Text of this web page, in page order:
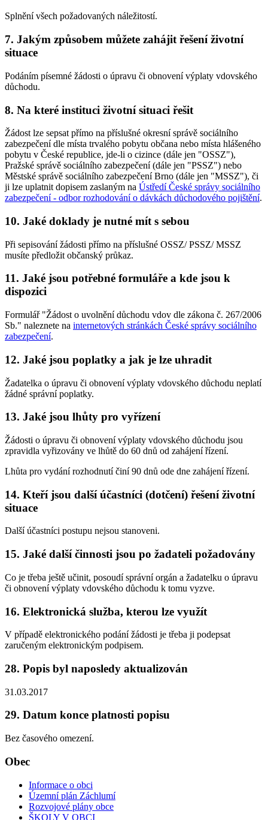
Splnění všech požadovaných náležitostí.
7. Jakým způsobem můžete zahájit řešení životní
situace
Podáním písemné žádosti o úpravu či obnovení výplaty vdovského
důchodu.
8. Na které instituci životní situaci řešit
Žádost lze sepsat přímo na příslušné okresní správě sociálního
zabezpečení dle místa trvalého pobytu občana nebo místa hlášeného
pobytu v České republice, jde-li o cizince (dále jen "OSSZ"),
Pražské správě sociálního zabezpečení (dále jen "PSSZ") nebo
Městské správě sociálního zabezpečení Brno (dále jen "MSSZ"), či
ji lze uplatnit dopisem zaslaným na Ústředí České správy sociálního
zabezpečení - odbor rozhodování o dávkách důchodového pojištění.
10. Jaké doklady je nutné mít s sebou
Při sepisování žádosti přímo na příslušné OSSZ/ PSSZ/ MSSZ
musíte předložit občanský průkaz.
11. Jaké jsou potřebné formuláře a kde jsou k
dispozici
Formulář "Žádost o uvolnění důchodu vdov dle zákona č. 267/2006
Sb." naleznete na internetových stránkách České správy sociálního
zabezpečení.
12. Jaké jsou poplatky a jak je lze uhradit
Žadatelka o úpravu či obnovení výplaty vdovského důchodu neplatí
žádné správní poplatky.
13. Jaké jsou lhůty pro vyřízení
Žádosti o úpravu či obnovení výplaty vdovského důchodu jsou
zpravidla vyřizovány ve lhůtě do 60 dnů od zahájení řízení.
Lhůta pro vydání rozhodnutí činí 90 dnů ode dne zahájení řízení.
14. Kteří jsou další účastníci (dotčení) řešení životní
situace
Další účastníci postupu nejsou stanoveni.
15. Jaké další činnosti jsou po žadateli požadovány
Co je třeba ještě učinit, posoudí správní orgán a žadatelku o úpravu
či obnovení výplaty vdovského důchodu k tomu vyzve.
16. Elektronická služba, kterou lze využít
V případě elektronického podání žádosti je třeba ji podepsat
zaručeným elektronickým podpisem.
28. Popis byl naposledy aktualizován
31.03.2017
29. Datum konce platnosti popisu
Bez časového omezení.
Obec
Informace o obci
Územní plán Záchlumí
Rozvojové plány obce
ŠKOLY V OBCI